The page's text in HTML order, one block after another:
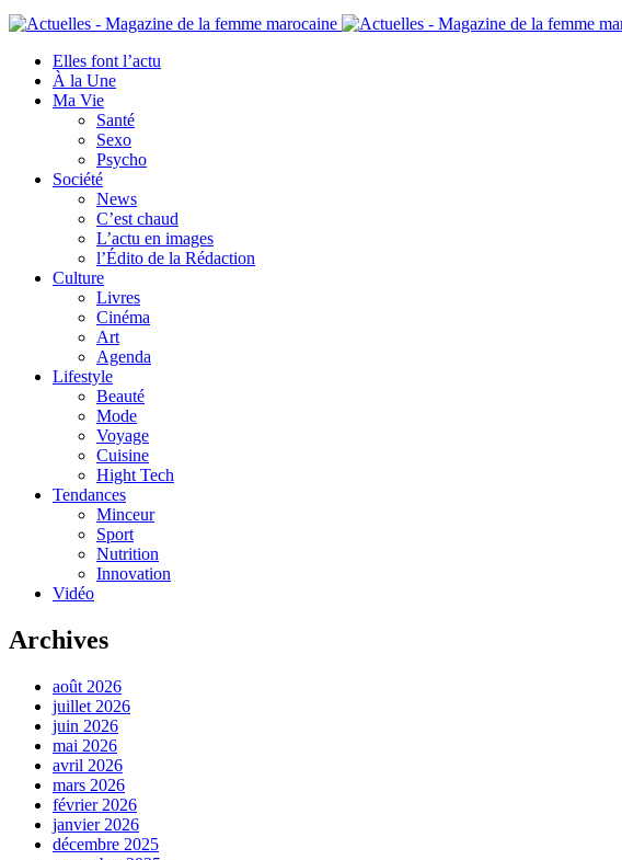
Elles font l’actu
À la Une
Ma Vie
Santé
Sexo
Psycho
Société
News
C’est chaud
L’actu en images
l’Édito de la Rédaction
Culture
Livres
Cinéma
Art
Agenda
Lifestyle
Beauté
Mode
Voyage
Cuisine
Hight Tech
Tendances
Minceur
Sport
Nutrition
Innovation
Vidéo
Archives
août 2026
juillet 2026
juin 2026
mai 2026
avril 2026
mars 2026
février 2026
janvier 2026
décembre 2025